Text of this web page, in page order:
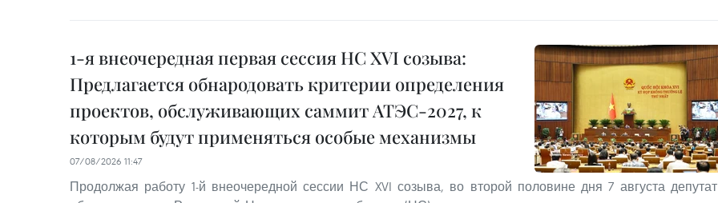
1-я внеочередная первая сессия НС XVI созыва:
Предлагается обнародовать критерии определения
проектов, обслуживающих саммит АТЭС-2027, к
которым будут применяться особые механизмы
07/08/2026 11:47
Продолжая работу 1-й внеочередной сессии НС XVI созыва, во второй половине дня 7 августа